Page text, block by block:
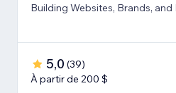
Building Websites, Brands, and
5,0 (39)
À partir de 200 $